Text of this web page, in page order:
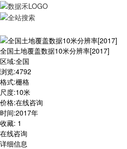
全国土地覆盖数据10米分辨率[2017]
区域:全国
浏览:4792
格式:栅格
尺度:10米
价格:在线咨询
时间:2017年
收藏: 1
在线咨询
详细信息